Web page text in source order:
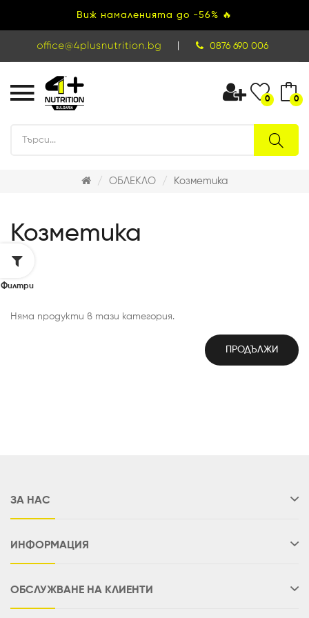
Виж намаленията до -56% 🔥
0876 690 006
0 0
ОБЛЕКЛО Козметика
Филтри
Козметика
Няма продукти в тази категория.
ПРОДЪЛЖИ
ЗА НАС
ИНФОРМАЦИЯ
ОБСЛУЖВАНЕ НА КЛИЕНТИ